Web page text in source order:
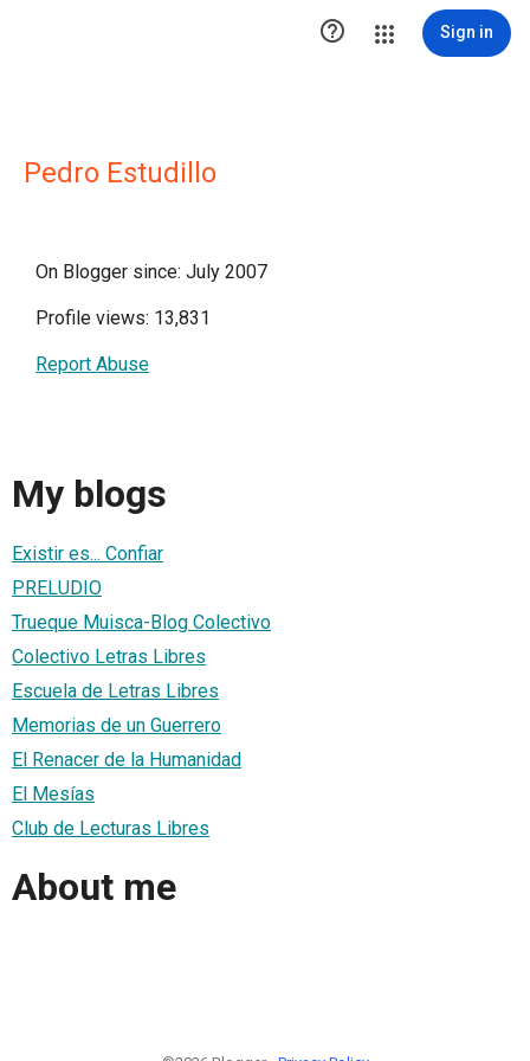
 Sign in
Pedro Estudillo
On Blogger since: July 2007
Profile views: 13,831
Report Abuse
My blogs
Existir es... Confiar
PRELUDIO
Trueque Muisca-Blog Colectivo
Colectivo Letras Libres
Escuela de Letras Libres
Memorias de un Guerrero
El Renacer de la Humanidad
El Mesías
Club de Lecturas Libres
About me